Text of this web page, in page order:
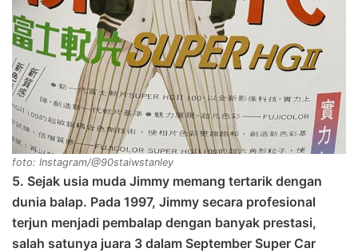
foto: Instagram/@90staiwstanley
5. Sejak usia muda Jimmy memang tertarik dengan
dunia balap. Pada 1997, Jimmy secara profesional
terjun menjadi pembalap dengan banyak prestasi,
salah satunya juara 3 dalam September Super Car